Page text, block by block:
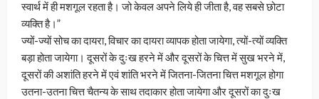
स्वार्थ में ही मशगूल रहता है। जो केवल अपने लिये ही जीता है, वह सबसे छोटा
व्यक्ति है।”
ज्यों-ज्यों सोच का दायरा, विचार का दायरा व्यापक होता जायेगा, त्यों-त्यों व्यक्ति
बड़ा होता जायेगा। दूसरों के दुःख हरने में और दूसरों के चित्त में सुख भरने में,
दूसरों की अशांति हरने में एवं शांति भरने में जितना-जितना चित्त मशगूल होगा
उतना-उतना चित्त चैतन्य के साथ तदाकार होता जायेगा और दूसरों का दुःख